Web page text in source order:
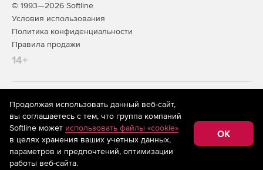
© 1993—2026 Softline
Условия использования
Политика конфиденциальности
Правила продажи
14+
На информационном ресурсе store.softline.ru применяются
рекомендательные технологии
(информационные технологии
предоставления информации на основе сбора,
систематизации и анализа сведений, относящихся к
предпочтениям пользователей сети «Интернет»,
находящихся на территории Российской Федерации)
Продолжая использовать данный веб-сайт,
вы соглашаетесь с тем, что группа компаний
Softline может использовать файлы «cookie»
в целях хранения ваших учетных данных,
параметров и предпочтений, оптимизации
работы веб-сайта.
OK